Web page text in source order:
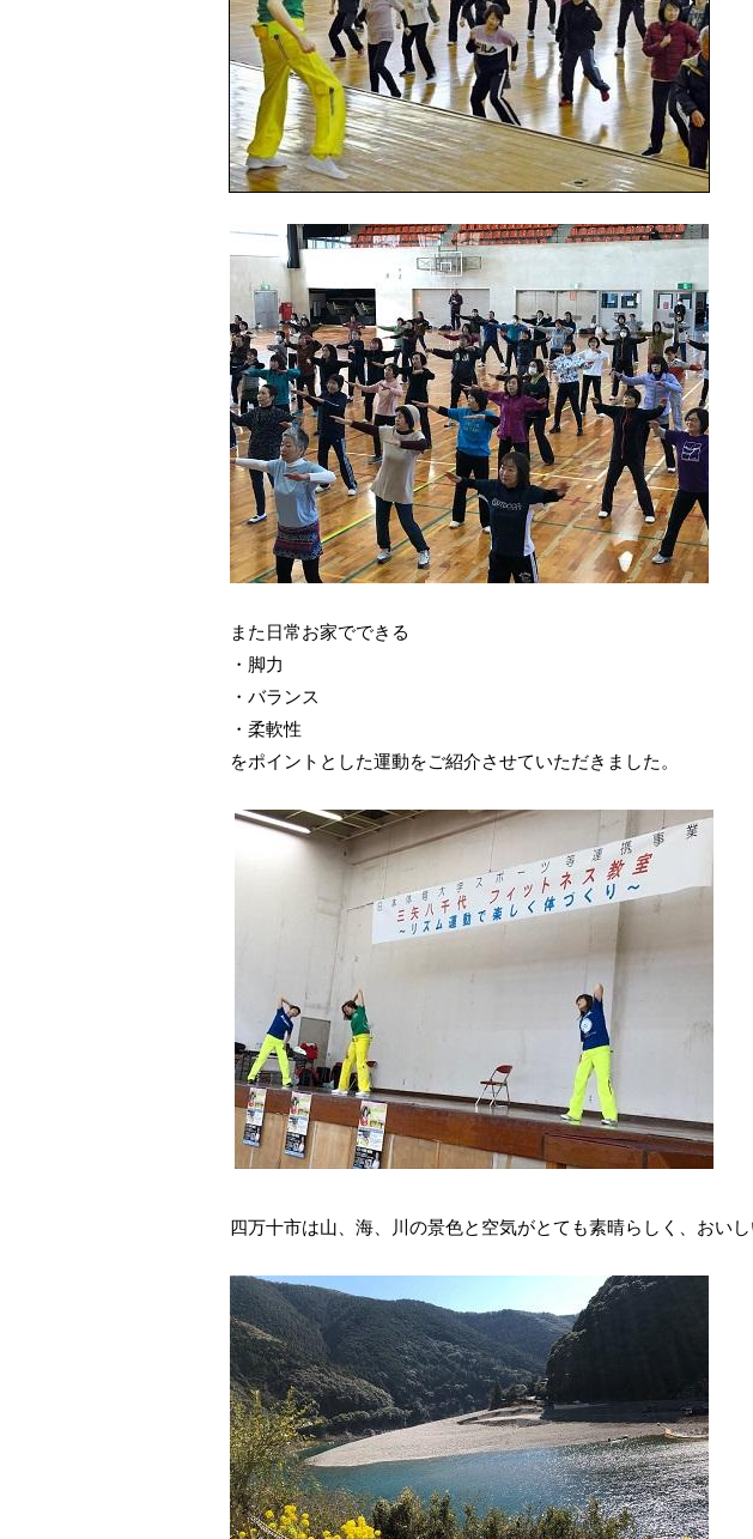
また日常お家でできる
・脚力
・バランス
・柔軟性
をポイントとした運動をご紹介させていただきました。
四万十市は山、海、川の景色と空気がとても素晴らしく、おいし